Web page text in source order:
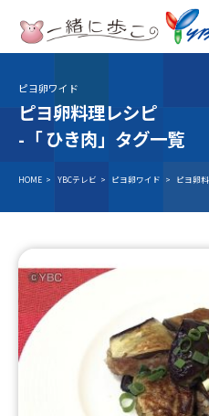
テレビ
TV
ニュース
アナウンサー
イベント
Event
試写会・プレゼ
Present
ピヨ卵ワイド
ピヨ卵料理レシピ
-「ひき肉」タグ一覧
HOME > YBCテレビ > ピヨ卵ワイド > ピヨ卵